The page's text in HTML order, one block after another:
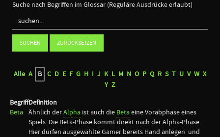
Suche nach Begriffen im Glossar (Reguläre Ausdrücke erlaubt)
Alle A B C D E F G H I J K L M N O P Q R S T U V W X
Y Z
BegriffDefinition
Beta
Ähnlich derAlpha ist auch die Betaeine Vorabphase eines
Spiels. Die Beta-Phase kommt direkt nach der Alpha-Phase.
Hier dürfen ausgewählte Gamer bereits Hand anlegen und